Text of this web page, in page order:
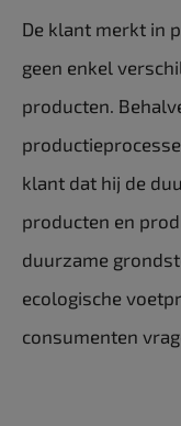
De klant merkt in
geen enkel
producten.
klant dat hij de
producten en
duurzame
ecologische
consumenten